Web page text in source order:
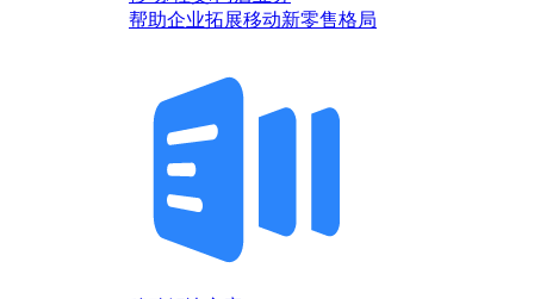
帮助企业拓展移动新零售格局